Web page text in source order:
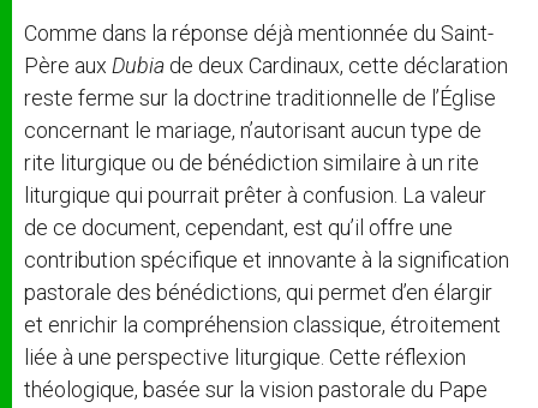
Comme dans la réponse déjà mentionnée du Saint-
Père aux Dubia de deux Cardinaux, cette déclaration
reste ferme sur la doctrine traditionnelle de l’Église
concernant le mariage, n’autorisant aucun type de
rite liturgique ou de bénédiction similaire à un rite
liturgique qui pourrait prêter à confusion. La valeur
de ce document, cependant, est qu’il offre une
contribution spécifique et innovante à la signification
pastorale des bénédictions, qui permet d’en élargir
et enrichir la compréhension classique, étroitement
liée à une perspective liturgique. Cette réflexion
théologique, basée sur la vision pastorale du Pape